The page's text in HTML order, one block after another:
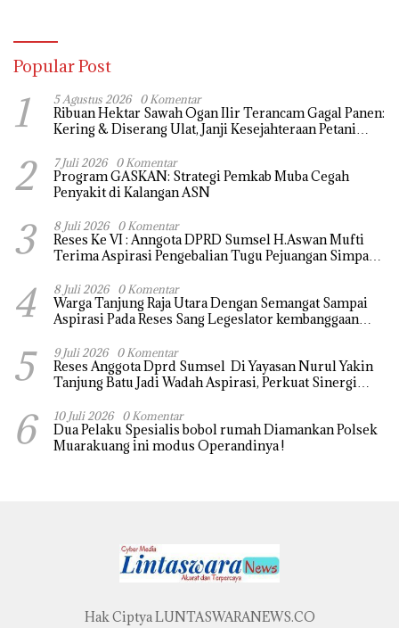
Popular Post
1 5 Agustus 2026 0 Komentar
Ribuan Hektar Sawah Ogan Ilir Terancam Gagal Panen:
Kering & Diserang Ulat, Janji Kesejahteraan Petani
2 7 Juli 2026 0 Komentar
Program GASKAN: Strategi Pemkab Muba Cegah
Penyakit di Kalangan ASN
3 8 Juli 2026 0 Komentar
Reses Ke VI : Anngota DPRD Sumsel H.Aswan Mufti
Terima Aspirasi Pengebalian Tugu Pejuangan Simpang
4 8 Juli 2026 0 Komentar
Warga Tanjung Raja Utara Dengan Semangat Sampai
Aspirasi Pada Reses Sang Legeslator kembanggaan
Segera di realisaikan
5 9 Juli 2026 0 Komentar
Reses Anggota Dprd Sumsel Di Yayasan Nurul Yakin
Tanjung Batu Jadi Wadah Aspirasi, Perkuat Sinergi
6 10 Juli 2026 0 Komentar
Dua Pelaku Spesialis bobol rumah Diamankan Polsek
Muarakuang ini modus Operandinya !
Hak Ciptya LUNTASWARANEWS.CO